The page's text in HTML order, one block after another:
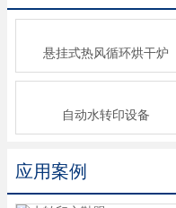
悬挂式热风循环烘干炉
自动水转印设备
应用案例